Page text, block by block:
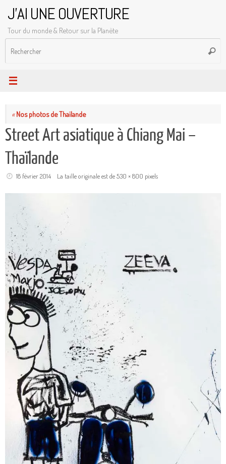
contenu
J'AI UNE OUVERTURE
Tour du monde & Retour sur la Planète
«Nos photos de Thaïlande
Street Art asiatique à Chiang Mai –
Thaïlande
18 février 2014 La taille originale est de530 × 800 pixels